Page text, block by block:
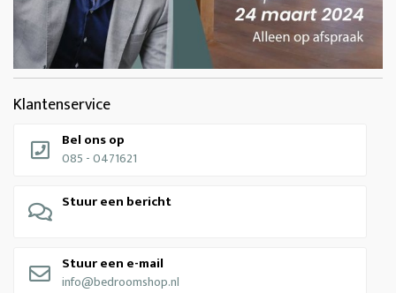
Klantenservice
Bel ons op
085 - 0471621
Stuur een bericht
Stuur een e-mail
info@bedroomshop.nl